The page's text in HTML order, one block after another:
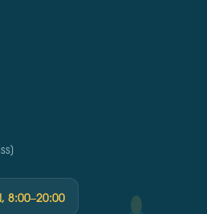
8:00–20:00